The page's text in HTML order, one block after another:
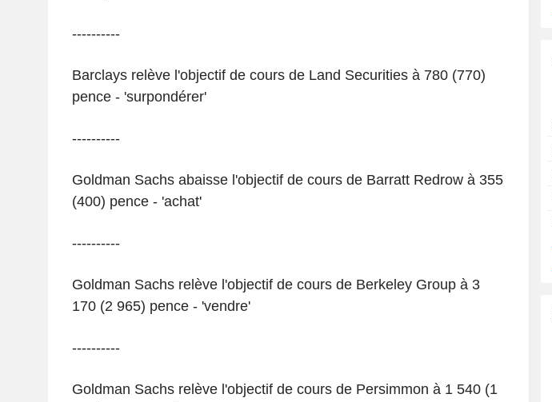
----------
Barclays relève l'objectif de cours de Land Securities à 780 (770)
pence - 'surpondérer'
----------
Goldman Sachs abaisse l'objectif de cours de Barratt Redrow à 355
(400) pence - 'achat'
----------
Goldman Sachs relève l'objectif de cours de Berkeley Group à 3
170 (2 965) pence - 'vendre'
----------
Goldman Sachs relève l'objectif de cours de Persimmon à 1 540 (1